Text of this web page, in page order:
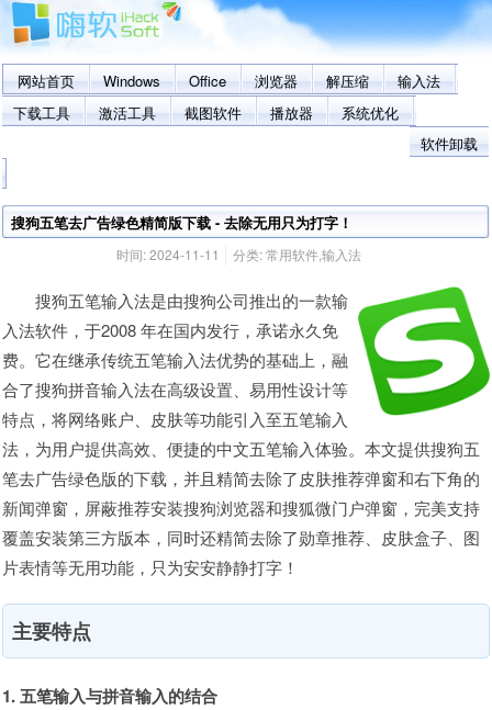
网站首页 Windows Office 浏览器 解压缩
输入法
下载工具
激活工具 截图软件 播放器
系统优化
软件卸载
搜狗五笔去广告绿色精简版下载 - 去除无用只为打字！
时间:2024-11-11 分类:常用软件,输入法
搜狗五笔输入法是由搜狗公司推出的一款输
入法软件，于2008 年在国内发行，承诺永久免
费。它在继承传统五笔输入法优势的基础上，融
合了搜狗拼音输入法在高级设置、易用性设计等
特点，将网络账户、皮肤等功能引入至五笔输入
法，为用户提供高效、便捷的中文五笔输入体验。本文提供搜狗五
笔去广告绿色版的下载，并且精简去除了皮肤推荐弹窗和右下角的
新闻弹窗，屏蔽推荐安装搜狗浏览器和搜狐微门户弹窗，完美支持
覆盖安装第三方版本，同时还精简去除了勋章推荐、皮肤盒子、图
片表情等无用功能，只为安安静静打字！
主要特点
1. 五笔输入与拼音输入的结合